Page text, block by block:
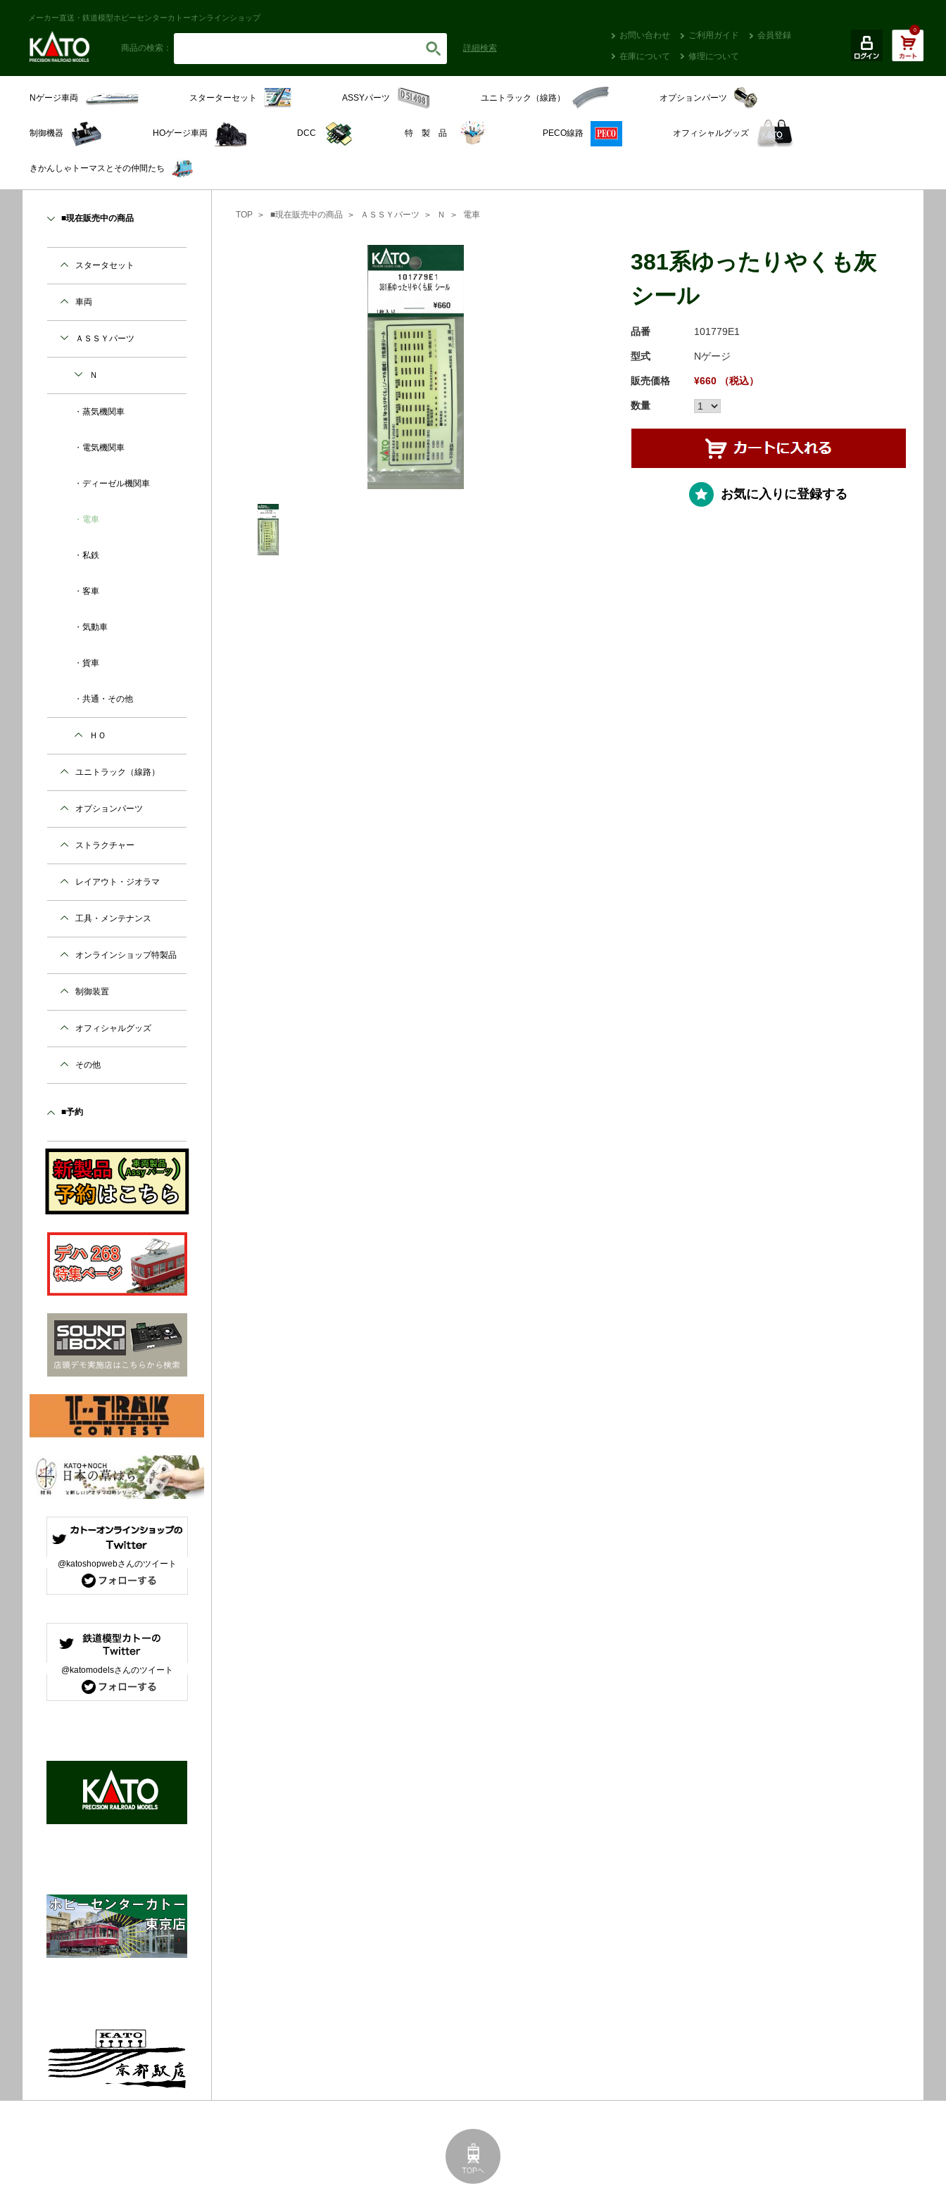
メーカー直送・鉄道模型ホビーセンターカトーオンラインショップ
商品の検索： 詳細検索
お問い合わせ ご利用ガイド 会員登録
在庫について 修理について
0
Nゲージ車両 スターターセット ASSYパーツ ユニトラック（線路） オプションパーツ
制御機器 HOゲージ車両 DCC 特 製 品 PECO線路 オフィシャルグッズ
きかんしゃトーマスとその仲間たち
TOP ■現在販売中の商品 ＡＳＳＹパーツ Ｎ 電車
381系ゆったりやくも灰
シール
品番 101779E1
型式 Nゲージ
販売価格 ¥660 （税込）
数量
お気に入りに登録する
■現在販売中の商品
スタータセット
車両
ＡＳＳＹパーツ
Ｎ
蒸気機関車
電気機関車
ディーゼル機関車
電車
私鉄
客車
気動車
貨車
共通・その他
ＨＯ
ユニトラック（線路）
オプションパーツ
ストラクチャー
レイアウト・ジオラマ
工具・メンテナンス
オンラインショップ特製品
制御装置
オフィシャルグッズ
その他
■予約
@katoshopwebさんのツイート
@katomodelsさんのツイート